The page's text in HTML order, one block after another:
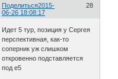
Поделиться 28
2015-
06-26 18:08:17
Идет 5 тур, позиция у Сергея
перспективная, как-то
соперник уж слишком
откровенно подставляется
под e5